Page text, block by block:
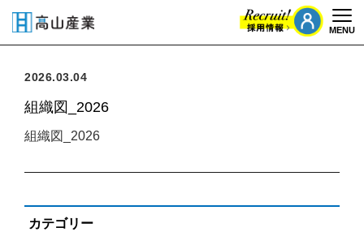
MENU
2026.03.04
組織図_2026
組織図_2026
カテゴリー